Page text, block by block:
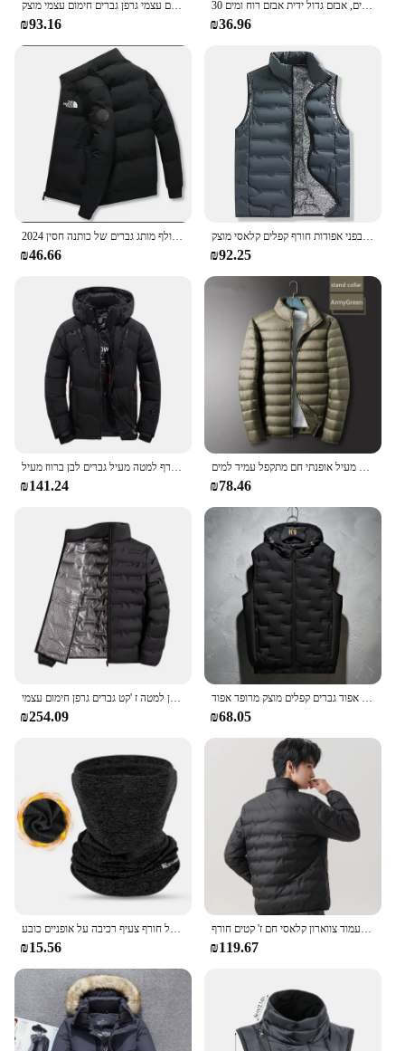
גרפן חימום עצמי גרפן גברים חימום עצמי מוצק windstated wests מעמד קלאסי צווארון לעמוד
₪93.16
30 עצמות עמידות בפני רוח 105 ס "מ מחוזק מטריה קיפול אוטומטית לגברים, אבזם גדול ידית אבזם רוח ומים
₪36.96
2024 עבה גברים חם חדש ז 'קט חורף גברים מזדמנים גברים גולף מותג גברים של כותנה חסין windproof
₪46.66
גרפן קל משקל כלפי מטה גברים לעמוד צווארון עמיד בפני אפודות חורף קפלים קלאסי מוצק
₪92.25
חורף למטה מעיל גברים לבן ברווז מעיל windproof נסיעות חמות מחנאות מעיל חדש בצבע מוצק בעבות מוצק ברדס
₪141.24
גברים של החורף לרזות מעיל אופנתי חם מתקפל עמיד למים Windproof לנשימה הלבשה עליונה בתוספת גודל גברים מעיל הסווטשרט
₪78.46
חורף לבן למטה ז 'קט גברים גרפן חימום עצמי windelpuffer קפלים לעמוד צווארון מחומם מזדמנים מעילים חמים למטה גברים
₪254.09
חורף סלעית אפוד גברים קפלים מוצק מרופד אפוד Windproof חם שרוולים Homme מזדמן חזייה לעבות מעיילי 8XL
₪68.05
רכיבה מערב רכיבה על חורף צעיף רכיבה על אופניים כובע windproof גברים נשים ספורט צעיף סקי balaclea אופנוע צוואר רץ מחמם
₪15.56
גרפן קל משקל למטה גברים ז 'קט עמיד רוח מוצק קפלים לעמוד צווארון קלאסי חם ז' קטים חורף
₪119.67